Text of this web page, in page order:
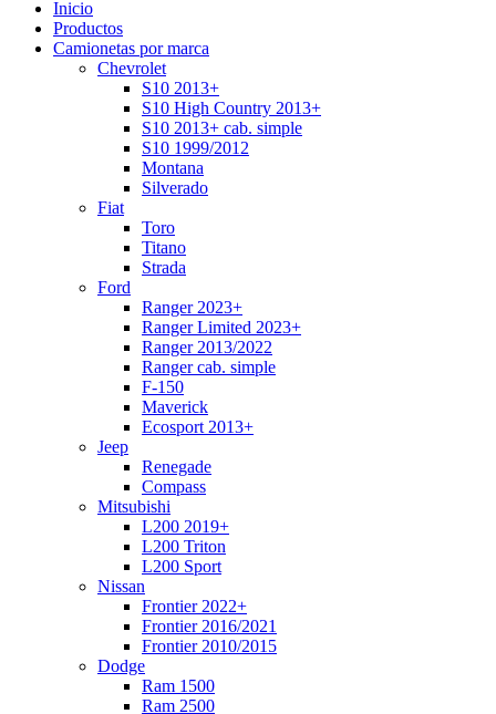
Inicio
Productos
Camionetas por marca
Chevrolet
S10 2013+
S10 High Country 2013+
S10 2013+ cab. simple
S10 1999/2012
Montana
Silverado
Fiat
Toro
Titano
Strada
Ford
Ranger 2023+
Ranger Limited 2023+
Ranger 2013/2022
Ranger cab. simple
F-150
Maverick
Ecosport 2013+
Jeep
Renegade
Compass
Mitsubishi
L200 2019+
L200 Triton
L200 Sport
Nissan
Frontier 2022+
Frontier 2016/2021
Frontier 2010/2015
Dodge
Ram 1500
Ram 2500